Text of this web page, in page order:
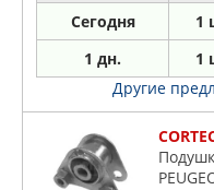
Сегодня 1
1 дн. 1
Другие